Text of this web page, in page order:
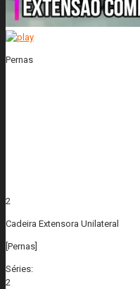
Pernas
2
Cadeira Extensora Unilateral
[Pernas]
Séries:
2